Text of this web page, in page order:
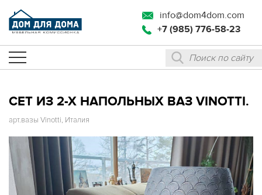
info@dom4dom.com
+7 (985) 776-58-23
СЕТ ИЗ 2-Х НАПОЛЬНЫХ ВАЗ VINOTTI.
арт.вазы Vinotti, Италия